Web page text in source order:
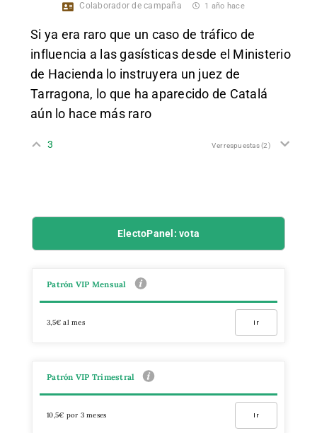
Colaborador de campaña 1 año hace
Si ya era raro que un caso de tráfico de
influencia a las gasísticas desde el Ministerio
de Hacienda lo instruyera un juez de
Tarragona, lo que ha aparecido de Catalá
aún lo hace más raro
3 Ver respuestas(2)
ElectoPanel: vota
Patrón VIP Mensual
3,5€ al mes Ir
Patrón VIP Trimestral
10,5€ por 3 meses Ir